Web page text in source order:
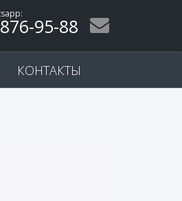
:
876-95-88
КОНТАКТЫ